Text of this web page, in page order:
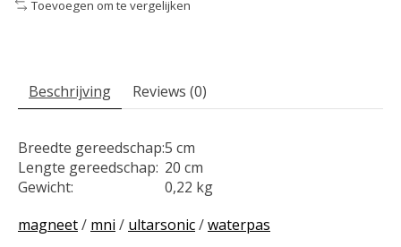
Toevoegen om te vergelijken
Beschrijving Reviews (0)
Breedte gereedschap:5 cm
Lengte gereedschap: 20 cm
Gewicht:
0,22 kg
magneet/ mni / ultarsonic/waterpas